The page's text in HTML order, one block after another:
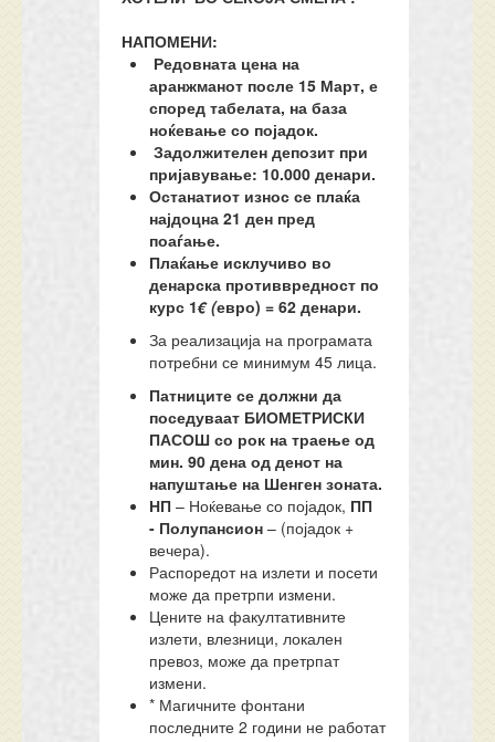
НАПОМЕНИ:
Редовната цена на
аранжманот после 15 Март, е
според табелата, на база
ноќевање со појадок.
Задолжителен депозит при
пријавување: 10.000денари.
Останатиот износ се плаќа
најдоцна 21 ден пред
поаѓање.
Плаќање исклучиво во
денарска противвредност по
курс 1€(евро) = 62 денари.
За реализација на програмата
потребни се минимум 45 лица.
Патниците се должни да
поседуваат БИОМЕТРИСКИ
ПАСОШ со рок на траење од
мин. 90 дена од денот на
напуштање на Шенген зоната.
НП – Ноќевање со појадок, ПП
- Полупансион– (појадок +
вечера).
Распоредот на излети и посети
може да претрпи измени.
Цените на факултативните
излети, влезници, локален
превоз, може да претрпат
измени.
* Магичните фонтани
последните 2 години не работат